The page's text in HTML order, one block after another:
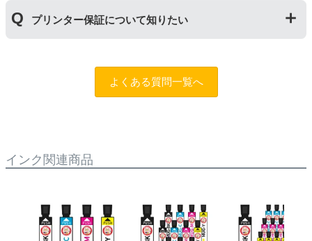
保管をお願いいたします。
保証期間：ご購入日から１年間
トラブルが発生した際、サポートスタッフにご相談のう
品返金を承る制度です。
※商品の不具合ではなく、プリンターの操作方法によっ
て改善する場合もありますので、まずは当店までご相談
・商品を返送する前に必ず当店までご連絡をいただきサ
・保証対象となる商品を当店指定の方法で返送いただく
こと
・当店で定めた保証期間（ご購入日から1年間）を過ぎ
プリンター保証について知りたい
保証期間：プリンター本体ご購入日から１年間
当店のインクが原因でトラブルが発生し、サポートスタ
作方法によって改善する場合もありますので、まずは当
【適用条件】
・修理に出される前に、必ず当店へご連絡をいただくこ
よくある質問一覧へ
インク関連商品